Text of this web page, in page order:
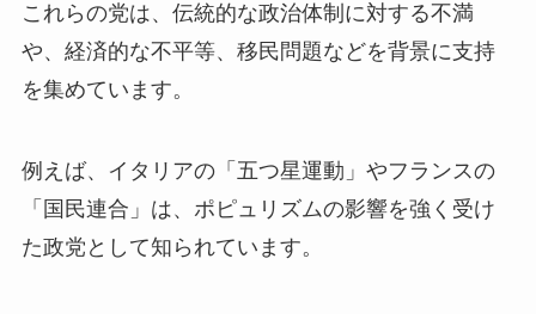
これらの党は、伝統的な政治体制に対する不満
や、経済的な不平等、移民問題などを背景に支持
を集めています。
例えば、イタリアの「五つ星運動」やフランスの
「国民連合」は、ポピュリズムの影響を強く受け
た政党として知られています。